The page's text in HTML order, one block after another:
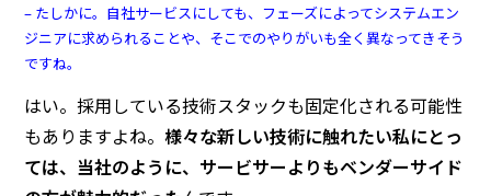
– たしかに。自社サービスにしても、フェーズによってシステムエン
ジニアに求められることや、そこでのやりがいも全く異なってきそう
ですね。
はい。採用している技術スタックも固定化される可能性
もありますよね。様々な新しい技術に触れたい私にとっ
ては、当社のように、サービサーよりもベンダーサイド